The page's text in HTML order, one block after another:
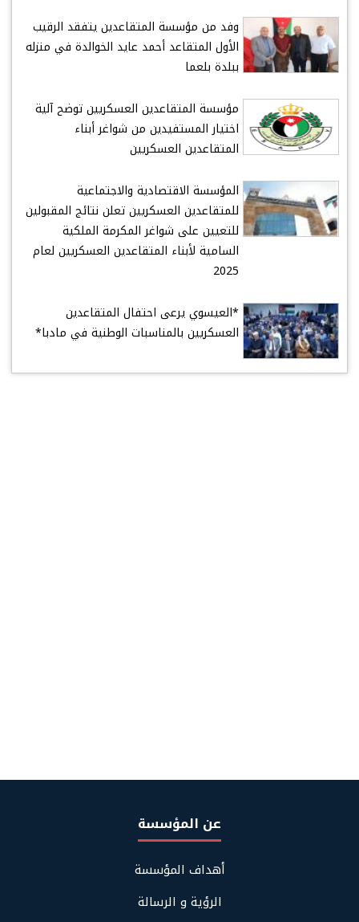
وفد من مؤسسة المتقاعدين يتفقد الرقيب
الأول المتقاعد أحمد عايد الخوالدة في منزله
ببلدة بلعما
مؤسسة المتقاعدين العسكريين توضح آلية
اختيار المستفيدين من شواغر أبناء
المتقاعدين العسكريين
المؤسسة الاقتصادية والاجتماعية
للمتقاعدين العسكريين تعلن نتائج المقبولين
للتعيين على شواغر المكرمة الملكية
السامية لأبناء المتقاعدين العسكريين لعام
2025
*العيسوي يرعى احتفال المتقاعدين
العسكريين بالمناسبات الوطنية في مادبا*
عن المؤسسة
أهداف المؤسسة
الرؤية و الرسالة